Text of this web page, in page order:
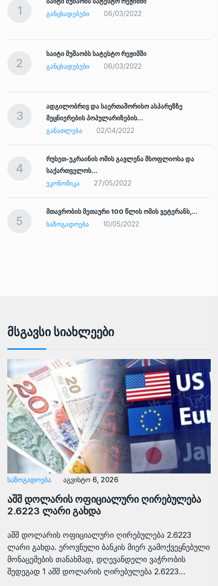
1
ᲒᲐᲜᲪᲮᲐᲓᲔᲑᲔᲑᲘ
06/03/2022
2
საიტი მუშაობს სატესტო რეჟიმში
ᲒᲐᲜᲪᲮᲐᲓᲔᲑᲔᲑᲘ
06/03/2022
3
ადგილობრივ და საერთაშორისო ასპარეზზე
მეცნიერების პოპულარიზების…
ᲒᲐᲜᲐᲗᲚᲔᲑᲐ
02/04/2022
4
რუსეთ-უკრაინის ომის გავლენა მსოფლიოსა და
საქართველოს…
ᲔᲙᲝᲜᲝᲛᲘᲙᲐ
27/05/2022
5
მთავრობის მეთაური 100 წლის ომის ვეტერანს,…
ᲡᲐᲖᲝᲒᲐᲓᲝᲔᲑᲐ
10/05/2022
Მსგავსი Სიახლეები
ᲡᲐᲖᲝᲒᲐᲓᲝᲔᲑᲐ აგვისტო 6, 2026
აშშ დოლარის ოფიციალური ღირებულება
2.6223 ლარი გახდა
აშშ დოლარის ოფიციალური ღირებულება 2.6223
ლარი გახდა. ეროვნული ბანკის მიერ გამოქვეყნებული
მონაცემების თანახმად, დღევანდელი ვაჭრობის
შედეგად 1 აშშ დოლარის ღირებულება 2.6223…